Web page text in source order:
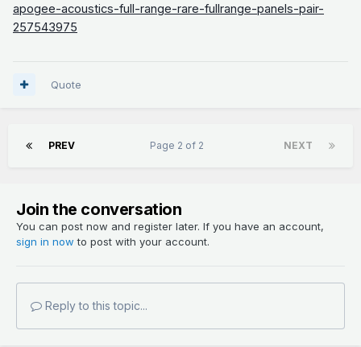
apogee-acoustics-full-range-rare-fullrange-panels-pair-
257543975
Quote
PREV NEXT
Page 2 of 2
Join the conversation
You can post now and register later. If you have an account,
sign in now to post with your account.
Reply to this topic...